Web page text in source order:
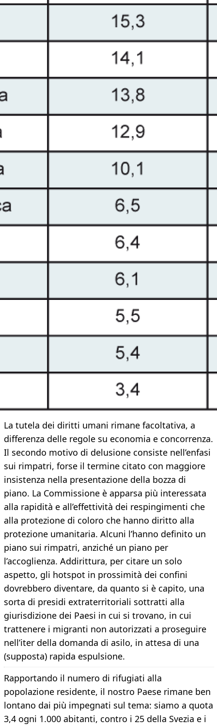
La tutela dei diritti umani rimane facoltativa, a
differenza delle regole su economia e concorrenza.
Il secondo motivo di delusione consiste nell’enfasi
sui rimpatri, forse il termine citato con maggiore
insistenza nella presentazione della bozza di
piano. La Commissione è apparsa più interessata
alla rapidità e all’effettività dei respingimenti che
alla protezione di coloro che hanno diritto alla
protezione umanitaria. Alcuni l’hanno definito un
piano sui rimpatri, anziché un piano per
l’accoglienza. Addirittura, per citare un solo
aspetto, gli hotspot in prossimità dei confini
dovrebbero diventare, da quanto si è capito, una
sorta di presidi extraterritoriali sottratti alla
giurisdizione dei Paesi in cui si trovano, in cui
trattenere i migranti non autorizzati a proseguire
nell’iter della domanda di asilo, in attesa di una
(supposta) rapida espulsione.
Rapportando il numero di rifugiati alla
popolazione residente, il nostro Paese rimane ben
lontano dai più impegnati sul tema: siamo a quota
3,4 ogni 1.000 abitanti, contro i 25 della Svezia e i